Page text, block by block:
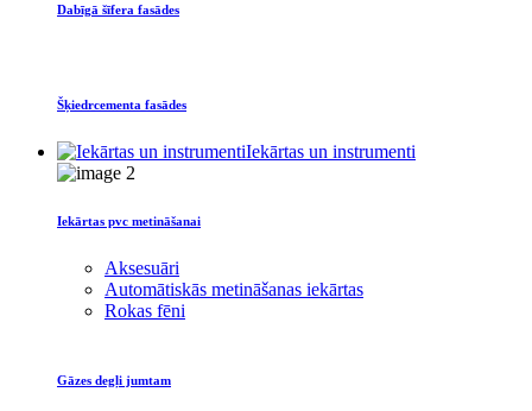
Dabīgā šīfera fasādes
Šķiedrcementa fasādes
Iekārtas un instrumenti
Iekārtas pvc metināšanai
Aksesuāri
Automātiskās metināšanas iekārtas
Rokas fēni
Gāzes degļi jumtam